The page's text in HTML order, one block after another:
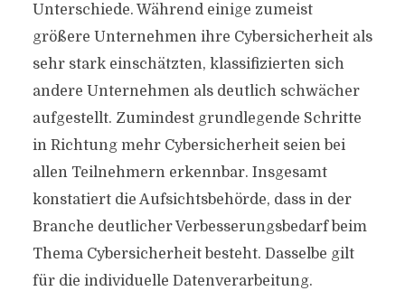
Unterschiede. Während einige zumeist
größere Unternehmen ihre Cybersicherheit als
sehr stark einschätzten, klassifizierten sich
andere Unternehmen als deutlich schwächer
aufgestellt. Zumindest grundlegende Schritte
in Richtung mehr Cybersicherheit seien bei
allen Teilnehmern erkennbar. Insgesamt
konstatiert die Aufsichtsbehörde, dass in der
Branche deutlicher Verbesserungsbedarf beim
Thema Cybersicherheit besteht. Dasselbe gilt
für die individuelle Datenverarbeitung.